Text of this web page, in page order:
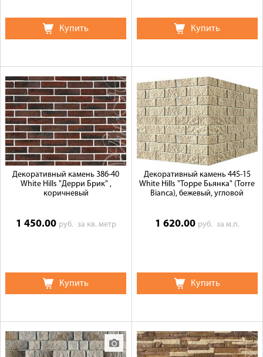
Купить Купить
Декоративный камень 386-40
White Hills "Дерри Брик" ,
коричневый
1 450.00 руб. за кв. метр
Купить
Декоративный камень 445-15
White Hills "Торре Бьянка" (Torre
Bianca), бежевый, угловой
1 620.00 руб. за м.п.
Купить